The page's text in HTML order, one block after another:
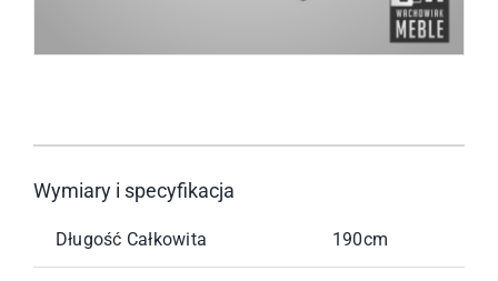
Wymiary i specyfikacja
Długość Całkowita 190cm